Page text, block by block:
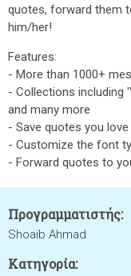
quotes, forward them
him/her!
Features:
- More than 1000+
- Collections including
and many more
- Save quotes you
- Customize the font
- Forward quotes to
Προγραμματιστής:
Shoaib Ahmad
Κατηγορία: